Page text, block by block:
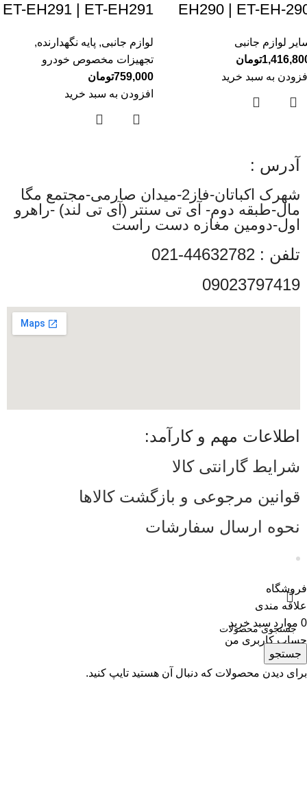
EH290 | ET-EH-
لوازم جانبی
تومان
به سبد خرید
ET-EH291 | ET-EH291
لوازم جانبی, پایه نگهدارنده,
تجهیزات مخصوص خودرو
759,000تومان
افزودن به سبد خرید
آدرس :
شهرک اکباتان-فاز2-میدان صارمی-مجتمع مگا
مال-طبقه دوم- آی تی سنتر (آی تی لند) -راهرو
اول-دومین مغازه دست راست
تلفن : 44632782-021
09023797419
اطلاعات مهم و کارآمد:
شرایط گارانتی کالا
قوانین مرجوعی و بازگشت کالاها
نحوه ارسال سفارشات
جستجو
برای دیدن محصولات که دنبال آن هستید تایپ کنید.
فروشگاه
علاقه مندی
0 موارد سبد خرید
حساب کاربری من